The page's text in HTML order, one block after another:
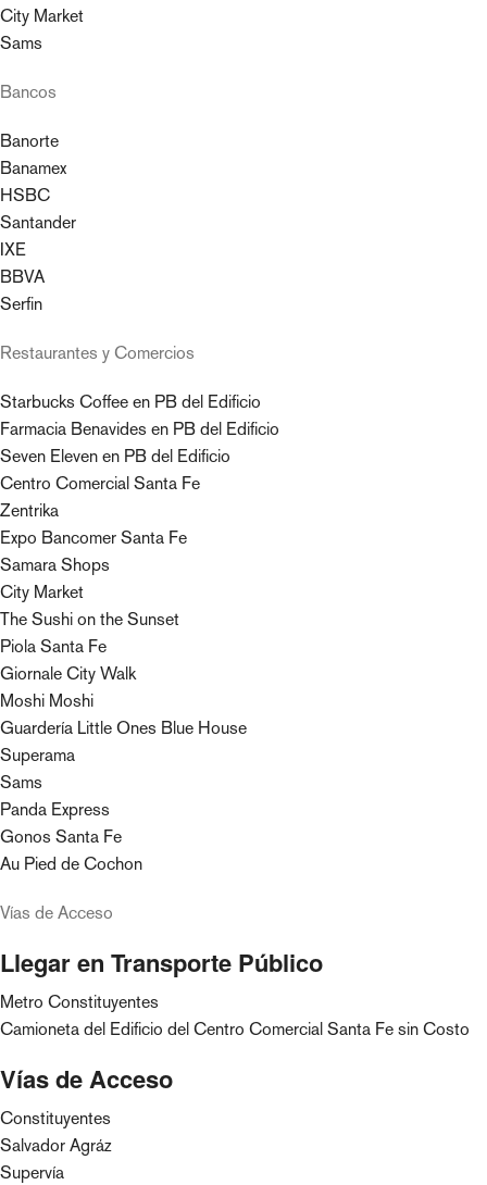
City Market
Sams
Bancos
Banorte
Banamex
HSBC
Santander
IXE
BBVA
Serfin
Restaurantes y Comercios
Starbucks Coffee en PB del Edificio
Farmacia Benavides en PB del Edificio
Seven Eleven en PB del Edificio
Centro Comercial Santa Fe
Zentrika
Expo Bancomer Santa Fe
Samara Shops
City Market
The Sushi on the Sunset
Piola Santa Fe
Giornale City Walk
Moshi Moshi
Guardería Little Ones Blue House
Superama
Sams
Panda Express
Gonos Santa Fe
Au Pied de Cochon
Vías de Acceso
Llegar en Transporte Público
Metro Constituyentes
Camioneta del Edificio del Centro Comercial Santa Fe sin Costo
Vías de Acceso
Constituyentes
Salvador Agráz
Supervía